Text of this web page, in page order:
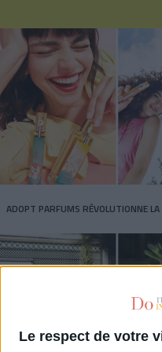
Le respect de votre
ADOPT PARFUMS RÉVOLUTIONNE